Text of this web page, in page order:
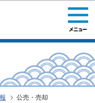
へ移動
公売・売却